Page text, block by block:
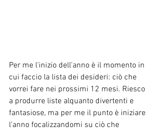
Per me l'inizio dell'anno è il momento in
cui faccio la lista dei desideri: ciò che
vorrei fare nei prossimi 12 mesi. Riesco
a produrre liste alquanto divertenti e
fantasiose, ma per me il punto è iniziare
l'anno focalizzandomi su ciò che